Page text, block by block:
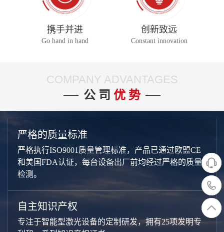
携手并进
Go hand in hand
创新致远
Constant innovation
COMPANY ADVANTAGES
公 司 优 势
严格的质量标准
严格执行ISO9001质量管理标准，产品已通过欧盟CE
和美国FDA认证，每台设备出厂前均经过严格的质量
检测。
自主知识产权
专注于智能型激光设备的定制研发，拥有25项发明专